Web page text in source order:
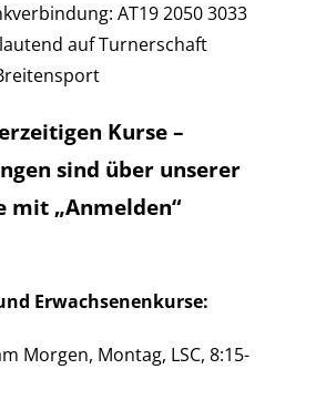
AT19 2050 3033
auf Turnerschaft
Kurse –
sind über unserer
mit „Anmelden“
Erwachsenenkurse:
Morgen, Montag, LSC, 8:15-